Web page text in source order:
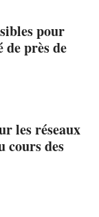
pour
près de
les réseaux
cours des